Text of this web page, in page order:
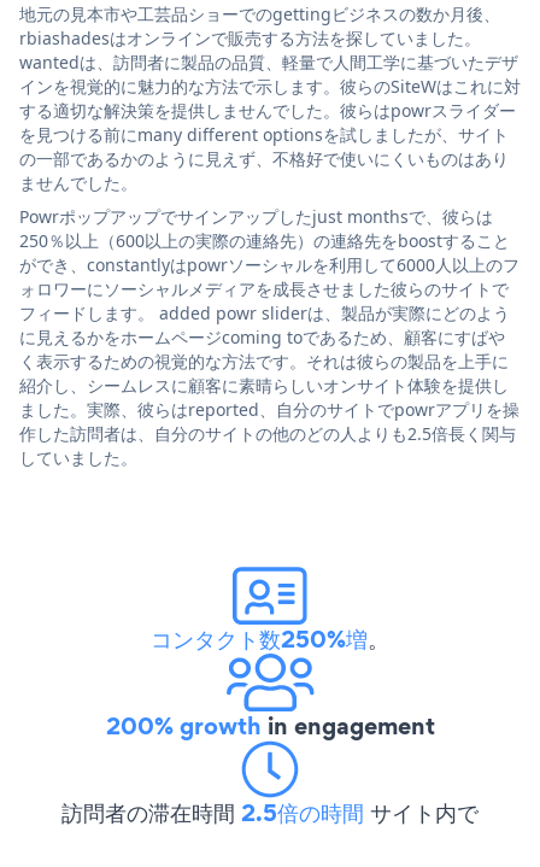
地元の見本市や工芸品ショーでのgettingビジネスの数か月後、
rbiashadesはオンラインで販売する方法を探していました。
wantedは、訪問者に製品の品質、軽量で人間工学に基づいたデザ
インを視覚的に魅力的な方法で示します。彼らのSiteWはこれに対
する適切な解決策を提供しませんでした。彼らはpowrスライダー
を見つける前にmany different optionsを試しましたが、サイト
の一部であるかのように見えず、不格好で使いにくいものはあり
ませんでした。
Powrポップアップでサインアップしたjust monthsで、彼らは
250％以上（600以上の実際の連絡先）の連絡先をboostすること
ができ、constantlyはpowrソーシャルを利用して6000人以上のフ
ォロワーにソーシャルメディアを成長させました彼らのサイトで
フィードします。 added powr sliderは、製品が実際にどのよう
に見えるかをホームページcoming toであるため、顧客にすばや
く表示するための視覚的な方法です。それは彼らの製品を上手に
紹介し、シームレスに顧客に素晴らしいオンサイト体験を提供し
ました。実際、彼らはreported、自分のサイトでpowrアプリを操
作した訪問者は、自分のサイトの他のどの人よりも2.5倍長く関与
していました。
コンタクト数250%増。
200% growth in engagement
訪問者の滞在時間 2.5倍の時間 サイト内で